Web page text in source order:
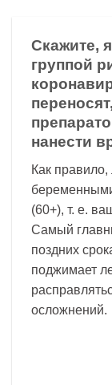
Скажите,
группой
нанести
Как
(60+), т. е.
Самый
поздних
поджимает
осложнений.